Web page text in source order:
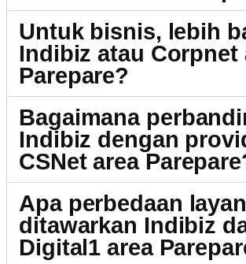
Untuk bisnis, lebih
Indibiz atau Corpnet
Parepare?
Bagaimana
Indibiz dengan
CSNet area
Apa perbedaan
ditawarkan Indibiz
Digital1 area